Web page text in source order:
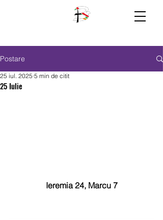
Postare
25 Iulie
25 iul. 2025 5 min de citit
Ieremia 24, Marcu 7